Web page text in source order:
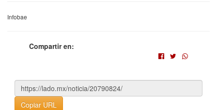
Infobae
Compartir en:
Copiar URL